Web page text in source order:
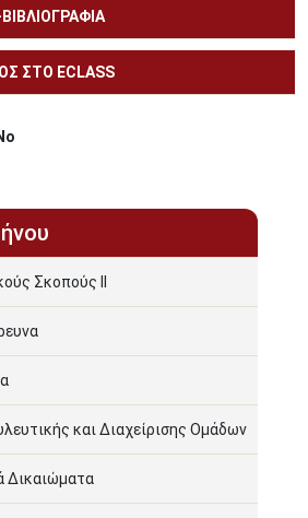
ΣΤΟ ECLASS
Σκοπούς ΙΙ
και Διαχείρισης Ομάδων
Δικαιώματα